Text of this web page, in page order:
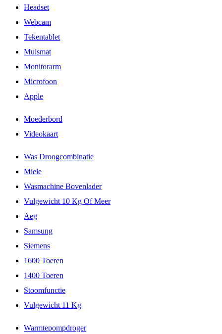
Headset
Webcam
Tekentablet
Muismat
Monitorarm
Microfoon
Apple
Moederbord
Videokaart
Was Droogcombinatie
Miele
Wasmachine Bovenlader
Vulgewicht 10 Kg Of Meer
Aeg
Samsung
Siemens
1600 Toeren
1400 Toeren
Stoomfunctie
Vulgewicht 11 Kg
Warmtepompdroger